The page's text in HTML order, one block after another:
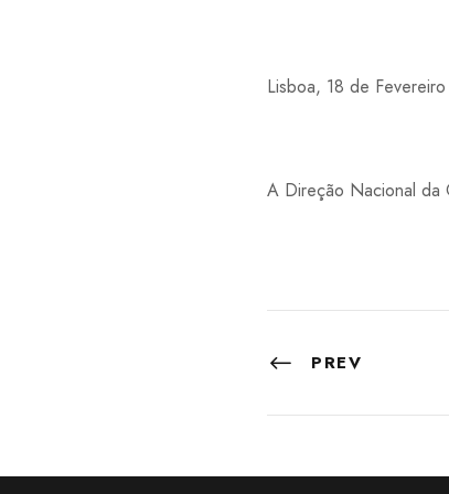
Lisboa, 18 de
A Direção Nacional da
PREV